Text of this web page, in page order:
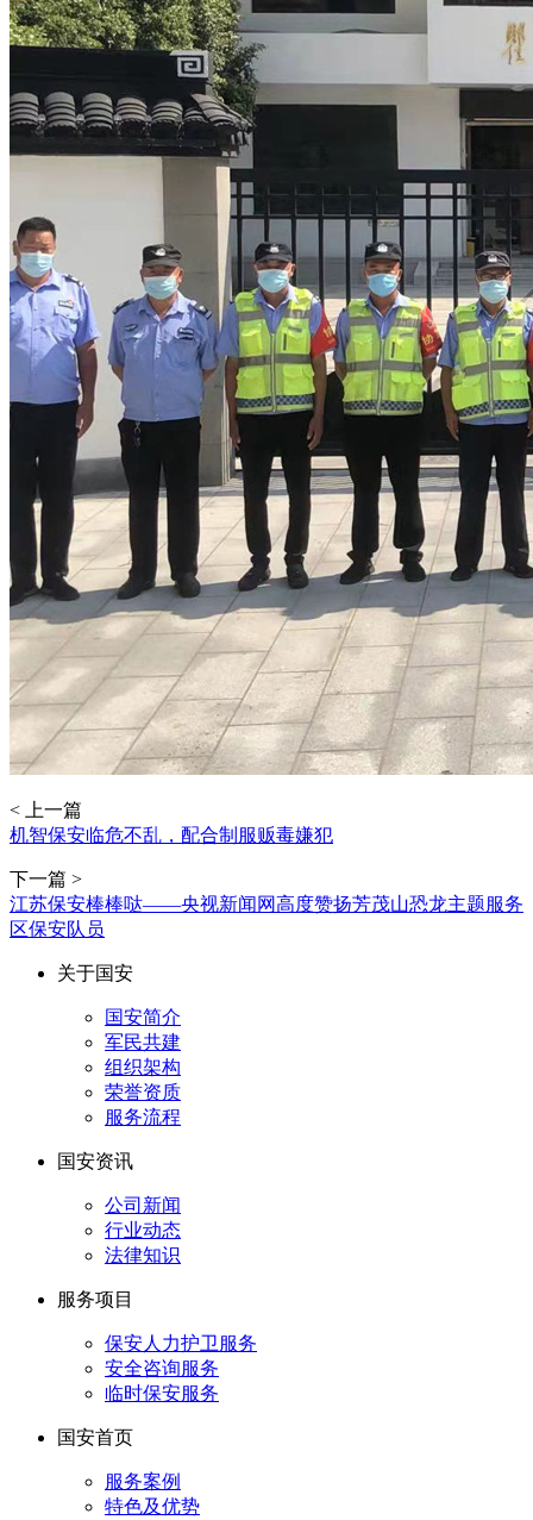
< 上一篇
机智保安临危不乱，配合制服贩毒嫌犯
下一篇 >
江苏保安棒棒哒——央视新闻网高度赞扬芳茂山恐龙主题服务
区保安队员
关于国安
国安简介
军民共建
组织架构
荣誉资质
服务流程
国安资讯
公司新闻
行业动态
法律知识
服务项目
保安人力护卫服务
安全咨询服务
临时保安服务
国安首页
服务案例
特色及优势